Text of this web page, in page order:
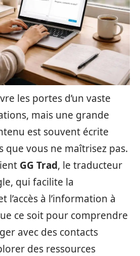
les portes d’un vaste
mais une grande
est souvent écrite
que vous ne maîtrisez pas.
GG Trad, le traducteur
qui facilite la
l’accès à l’information à
ce soit pour comprendre
avec des contacts
des ressources